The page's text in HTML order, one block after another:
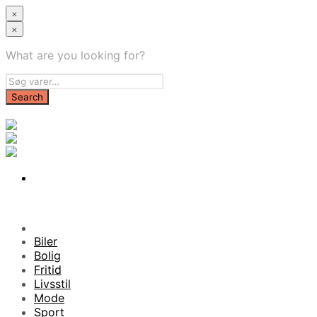
×
×
What are you looking for?
Biler
Bolig
Fritid
Livsstil
Mode
Sport